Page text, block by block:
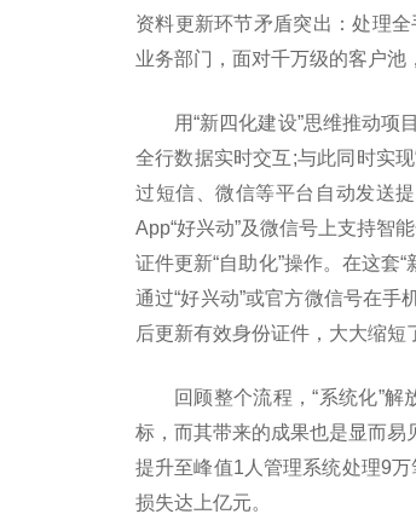
资料更新环节矛盾突出：处理
业务部门，面对千万级的客户池
用“新四化建设”思维推动项
全行数据实时交互;与此同时实
过短信、微信等平台自动发送
App“好兴动”及微信号上支持智
证件更新“自助化”操作。在这套
通过“好兴动”或官方微信号在
后更新有效身份证件，大大缩短
回顾整个流程，“系统化”解
标，而其带来的成果也是显而易
提升至峰值1人管理系统处理9
损失达上亿元。